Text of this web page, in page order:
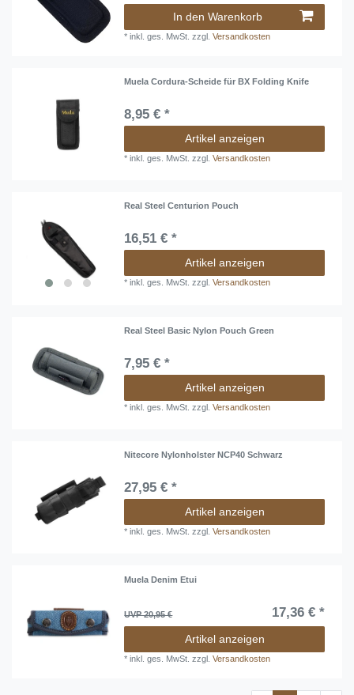
In den Warenkorb
*inkl. ges. MwSt. zzgl.Versandkosten
Muela Cordura-Scheide für BX Folding Knife
8,95 € *
Artikel anzeigen
*inkl. ges. MwSt. zzgl.Versandkosten
Real Steel Centurion Pouch
16,51 € *
Artikel anzeigen
*inkl. ges. MwSt. zzgl.Versandkosten
Real Steel Basic Nylon Pouch Green
7,95 € *
Artikel anzeigen
*inkl. ges. MwSt. zzgl.Versandkosten
Nitecore Nylonholster NCP40 Schwarz
27,95 € *
Artikel anzeigen
*inkl. ges. MwSt. zzgl.Versandkosten
Muela Denim Etui
UVP 20,95 € 17,36 € *
Artikel anzeigen
*inkl. ges. MwSt. zzgl.Versandkosten